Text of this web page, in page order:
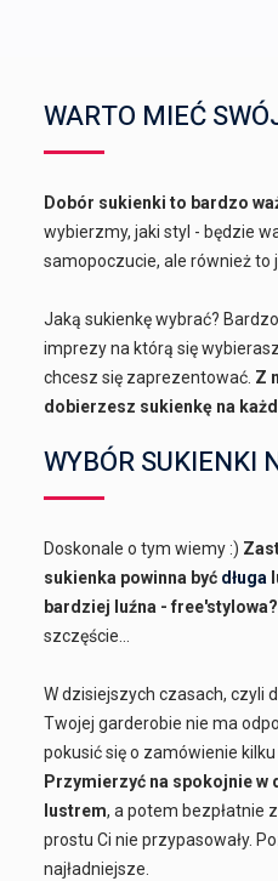
WARTO MIEĆ
Dobór sukienki to bardzo
wybierzmy, jaki styl - będzie
samopoczucie, ale również to
Jaką sukienkę wybrać?
imprezy na którą się
chcesz się zaprezentować. Z
dobierzesz sukienkę na
WYBÓR SUKIENKI
Doskonale o tym wiemy :)
sukienka powinna być długa
bardziej luźna - free'stylowa?
szczęście...
W dzisiejszych czasach, czyli
Twojej garderobie nie ma
pokusić się o zamówienie kilku
Przymierzyć na spokojnie w
lustrem, a potem bezpłatnie
prostu Ci nie przypasowały.
najładniejsze.